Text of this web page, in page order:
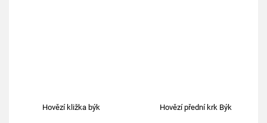
Hovězí kližka býk Hovězí přední krk Býk